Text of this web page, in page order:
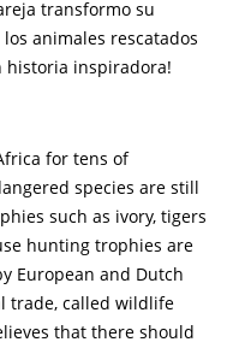
transformo su
animales rescatados
historia inspiradora!
for tens of
species are still
such as ivory, tigers
hunting trophies are
European and Dutch
trade, called wildlife
that there should